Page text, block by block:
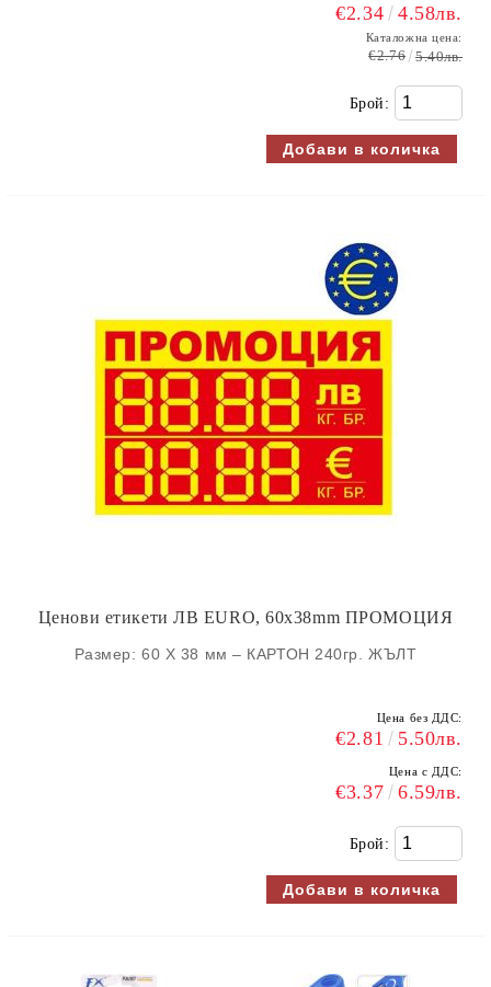
€2.34 4.58лв.
Каталожна цена:
€2.76 5.40лв.
Брой:
Ценови етикети ЛВ EURO, 60x38mm ПРОМОЦИЯ
Размер: 60 Х 38 мм – КАРТОН 240гр. ЖЪЛТ
Цена без ДДС:
€2.81 5.50лв.
Цена с ДДС:
€3.37 6.59лв.
Брой: